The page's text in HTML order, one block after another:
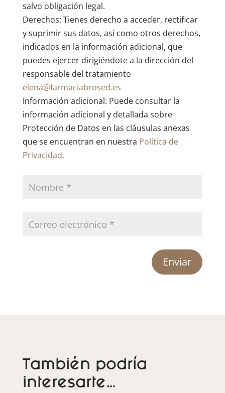
salvo obligación legal.
Derechos: Tienes derecho a acceder, rectificar
y suprimir sus datos, así como otros derechos,
indicados en la información adicional, que
puedes ejercer dirigiéndote a la dirección del
responsable del tratamiento
elena@farmaciabrosed.es
Información adicional: Puede consultar la
información adicional y detallada sobre
Protección de Datos en las cláusulas anexas
que se encuentran en nuestra Política de
Privacidad.
Enviar
También podría
interesarte…